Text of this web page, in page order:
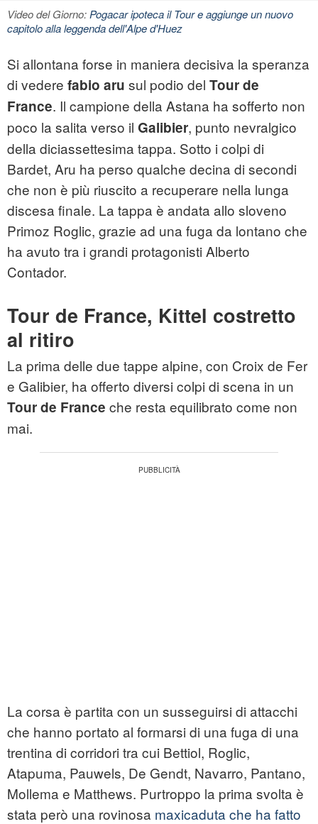
Video del Giorno:Pogacar ipoteca il Tour e aggiunge un nuovo
capitolo alla leggenda dell'Alpe d'Huez
Si allontana forse in maniera decisiva la speranza
di vedere fabio aru sul podio del Tour de
France. Il campione della Astana ha sofferto non
poco la salita verso il Galibier, punto nevralgico
della diciassettesima tappa. Sotto i colpi di
Bardet, Aru ha perso qualche decina di secondi
che non è più riuscito a recuperare nella lunga
discesa finale. La tappa è andata allo sloveno
Primoz Roglic, grazie ad una fuga da lontano che
ha avuto tra i grandi protagonisti Alberto
Contador.
Tour de France, Kittel costretto
al ritiro
La prima delle due tappe alpine, con Croix de Fer
e Galibier, ha offerto diversi colpi di scena in un
Tour de France che resta equilibrato come non
mai.
La corsa è partita con un susseguirsi di attacchi
che hanno portato al formarsi di una fuga di una
trentina di corridori tra cui Bettiol, Roglic,
Atapuma, Pauwels, De Gendt, Navarro, Pantano,
Mollema e Matthews. Purtroppo la prima svolta è
stata però una rovinosa maxicaduta che ha fatto